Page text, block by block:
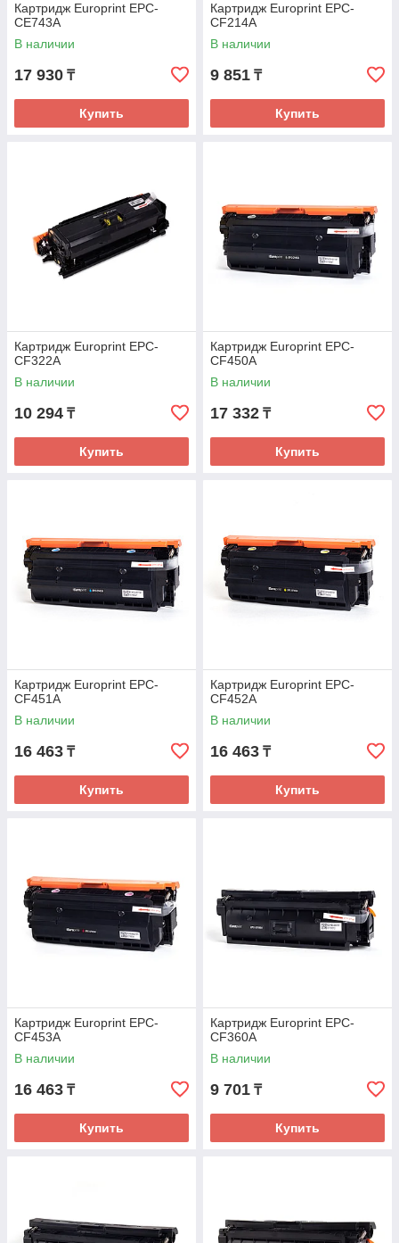
Картридж Europrint EPC-
CE743A
В наличии
17 930 ₸
Купить
Картридж Europrint EPC-
CF214A
В наличии
9 851 ₸
Купить
Картридж Europrint EPC-
CF322A
В наличии
10 294 ₸
Купить
Картридж Europrint EPC-
CF450A
В наличии
17 332 ₸
Купить
Картридж Europrint EPC-
CF451A
В наличии
16 463 ₸
Купить
Картридж Europrint EPC-
CF452A
В наличии
16 463 ₸
Купить
Картридж Europrint EPC-
CF453A
В наличии
16 463 ₸
Купить
Картридж Europrint EPC-
CF360A
В наличии
9 701 ₸
Купить